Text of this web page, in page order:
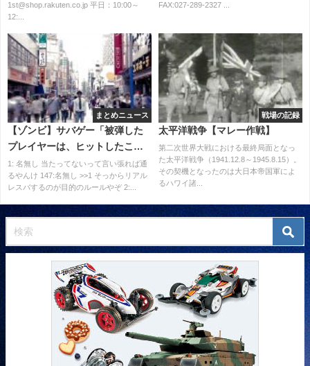
1st@shop.rakuten.co.jp 平日：10:00～
12:...
FAX:027-289-2327 ...
まとめニュース
【ゾンビ】サバゲー「被弾した
プレイヤーは、ヒットしたこと
を自己申告します」←こんなん
ズルしまくりやん
1: 名無し 当たってないって言い張れば通
るやんけ 147:名無し >>1 そっからリアル
レスバするのが目的のルールやぞ 2:...
戦場の記録
太平洋戦争【マレー作戦】
第二次世界大戦における最終局面となっ
た太平洋戦争（1941.12.8～1945.8.15）。
その契機となったのは大日本帝国軍によ
るハワイ諸...